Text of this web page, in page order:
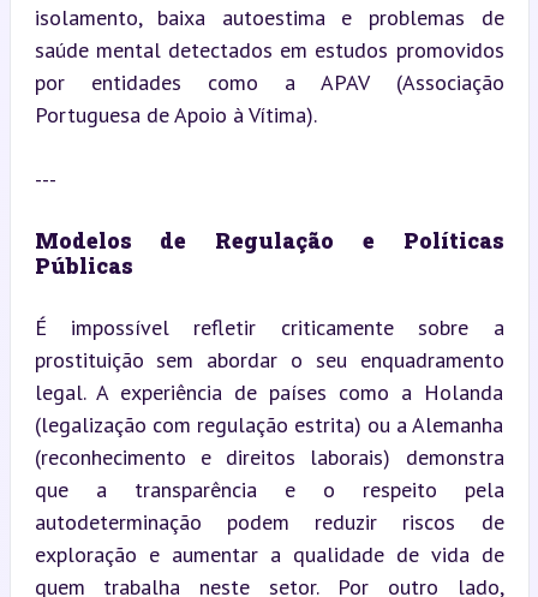
isolamento, baixa autoestima e problemas de
saúde mental detectados em estudos promovidos
por entidades como a APAV (Associação
Portuguesa de Apoio à Vítima).
---
Modelos de Regulação e Políticas
Públicas
É impossível refletir criticamente sobre a
prostituição sem abordar o seu enquadramento
legal. A experiência de países como a Holanda
(legalização com regulação estrita) ou a Alemanha
(reconhecimento e direitos laborais) demonstra
que a transparência e o respeito pela
autodeterminação podem reduzir riscos de
exploração e aumentar a qualidade de vida de
quem trabalha neste setor. Por outro lado,